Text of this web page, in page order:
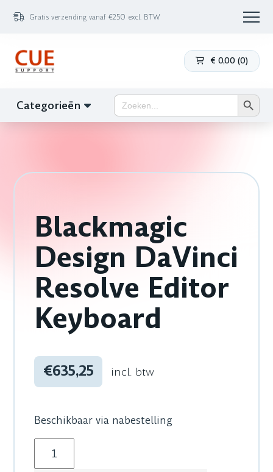
Gratis verzending vanaf €250 excl. BTW
€ 0,00 (0)
Categorieën Zoek
naar:
Blackmagic
Design DaVinci
Resolve Editor
Keyboard
€635,25 incl. btw
Beschikbaar via nabestelling
Blackmagic Design DaVinci Resolve Editor